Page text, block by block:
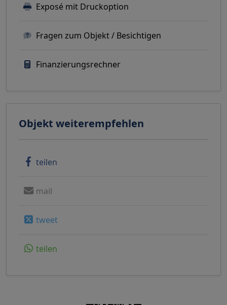
Exposé mit Druckoption
Fragen zum Objekt / Besichtigen
Finanzierungsrechner
Objekt weiterempfehlen
teilen
mail
tweet
teilen